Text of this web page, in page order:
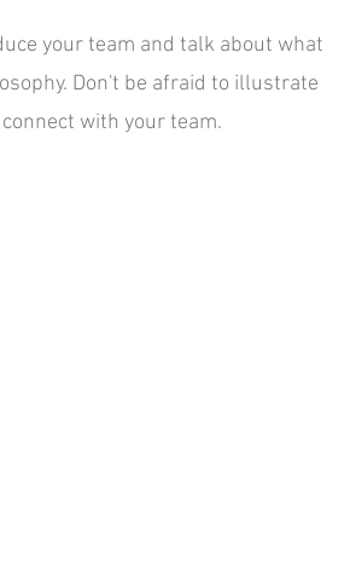
your team and talk about what
Don't be afraid to illustrate
with your team.